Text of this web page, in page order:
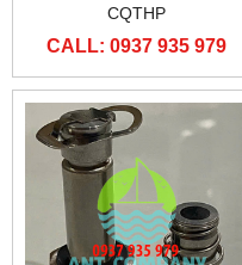
CQTHP
CALL: 0937 935 979